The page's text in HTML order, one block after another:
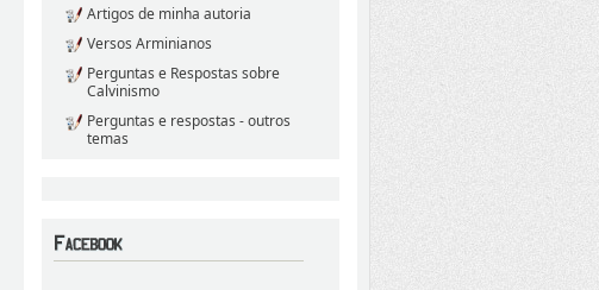
Artigos de minha autoria
Versos Arminianos
Perguntas e Respostas sobre
Calvinismo
Perguntas e respostas - outros
temas